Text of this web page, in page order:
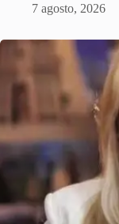
7 agosto, 2026